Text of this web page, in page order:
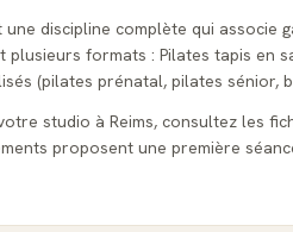
une discipline complète qui associe
plusieurs formats : Pilates tapis en
(pilates prénatal, pilates sénior,
studio à Reims, consultez les
proposent une première